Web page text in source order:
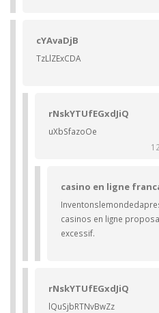
cYAvaDjB
TzLlZExCDA
rNskYTUfEGxdJiQ
uXbSfazoOe
casino en ligne
casinos en ligne
excessif.
rNskYTUfEGxdJiQ
lQuSjbRTNvBwZz